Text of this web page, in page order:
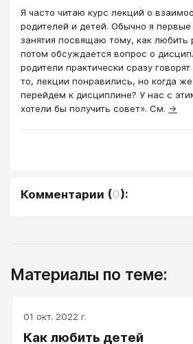
Я часто читаю курс лекций о
родителей и детей. Обычно я
занятия посвящаю тому, как любить
потом обсуждается вопрос о
родители практически сразу
то, лекции понравились, но когда
перейдем к дисциплине? У нас с
хотели бы получить совет». См. →
Комментарии (0):
Материалы по теме:
01 окт. 2022 г.
Как любить детей